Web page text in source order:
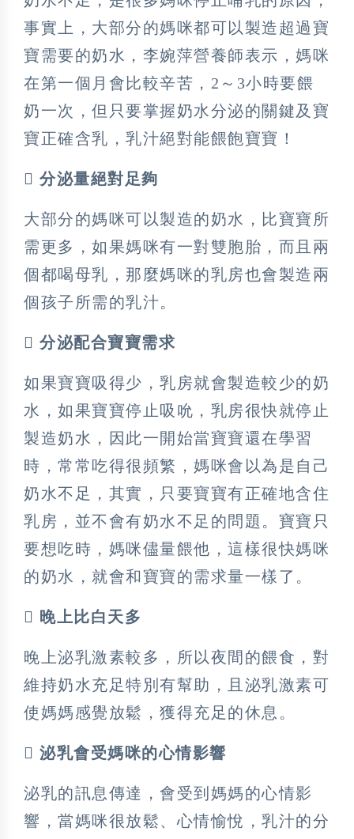
事實上，大部分的媽咪都可以製造超過寶
寶需要的奶水，李婉萍營養師表示，媽咪
在第一個月會比較辛苦，2～3小時要餵
奶一次，但只要掌握奶水分泌的關鍵及寶
寶正確含乳，乳汁絕對能餵飽寶寶！
 分泌量絕對足夠
大部分的媽咪可以製造的奶水，比寶寶所
需更多，如果媽咪有一對雙胞胎，而且兩
個都喝母乳，那麼媽咪的乳房也會製造兩
個孩子所需的乳汁。
 分泌配合寶寶需求
如果寶寶吸得少，乳房就會製造較少的奶
水，如果寶寶停止吸吮，乳房很快就停止
製造奶水，因此一開始當寶寶還在學習
時，常常吃得很頻繁，媽咪會以為是自己
奶水不足，其實，只要寶寶有正確地含住
乳房，並不會有奶水不足的問題。寶寶只
要想吃時，媽咪儘量餵他，這樣很快媽咪
的奶水，就會和寶寶的需求量一樣了。
 晚上比白天多
晚上泌乳激素較多，所以夜間的餵食，對
維持奶水充足特別有幫助，且泌乳激素可
使媽媽感覺放鬆，獲得充足的休息。
 泌乳會受媽咪的心情影響
泌乳的訊息傳達，會受到媽媽的心情影
響，當媽咪很放鬆、心情愉悅，乳汁的分